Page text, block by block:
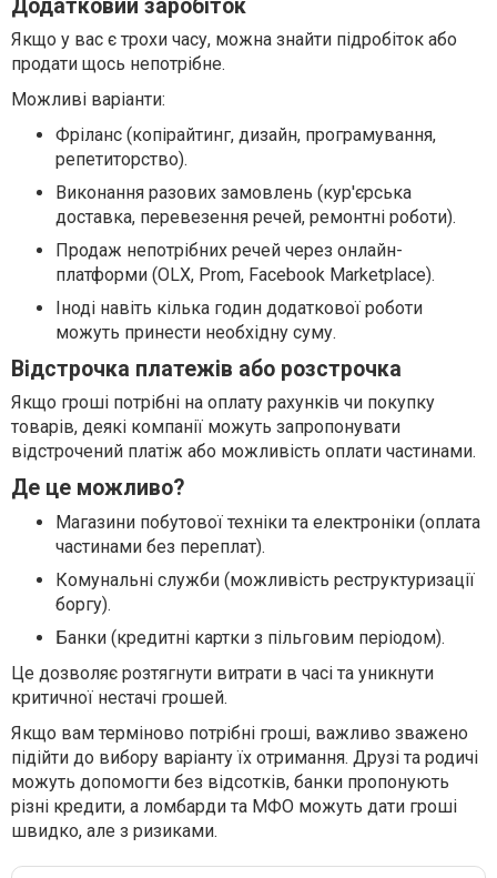
Додатковий заробіток
Якщо у вас є трохи часу, можна знайти підробіток або
продати щось непотрібне.
Можливі варіанти:
Фріланс (копірайтинг, дизайн, програмування,
репетиторство).
Виконання разових замовлень (кур'єрська
доставка, перевезення речей, ремонтні роботи).
Продаж непотрібних речей через онлайн-
платформи (OLX, Prom, Facebook Marketplace).
Іноді навіть кілька годин додаткової роботи
можуть принести необхідну суму.
Відстрочка платежів або розстрочка
Якщо гроші потрібні на оплату рахунків чи покупку
товарів, деякі компанії можуть запропонувати
відстрочений платіж або можливість оплати частинами.
Де це можливо?
Магазини побутової техніки та електроніки (оплата
частинами без переплат).
Комунальні служби (можливість реструктуризації
боргу).
Банки (кредитні картки з пільговим періодом).
Це дозволяє розтягнути витрати в часі та уникнути
критичної нестачі грошей.
Якщо вам терміново потрібні гроші, важливо зважено
підійти до вибору варіанту їх отримання. Друзі та родичі
можуть допомогти без відсотків, банки пропонують
різні кредити, а ломбарди та МФО можуть дати гроші
швидко, але з ризиками.